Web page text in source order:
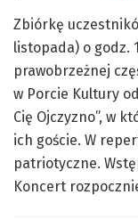
Zbiórkę
listopada) o godz.
prawobrzeżnej
w Porcie Kultury
Cię Ojczyzno”, w
ich goście. W
patriotyczne.
Koncert